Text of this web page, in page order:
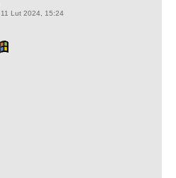
11 Lut 2024, 15:24